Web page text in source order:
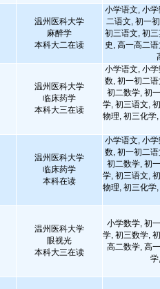
温州医科大学
麻醉学
本科大二在读
小学语文, 小
二语文, 初一
初三语文, 初
史, 高一高二
温州医科大学
临床药学
本科大三在读
小学语文, 小
数, 初一初二
初二数学, 初
学, 初三语文,
物理, 初三化学
温州医科大学
临床药学
本科在读
小学语文, 小
数, 初一初二
初二数学, 初
学, 初三语文,
物理, 初三化学
温州医科大学
眼视光
本科大三在读
小学数学, 初
学, 初三数学,
高二数学, 高